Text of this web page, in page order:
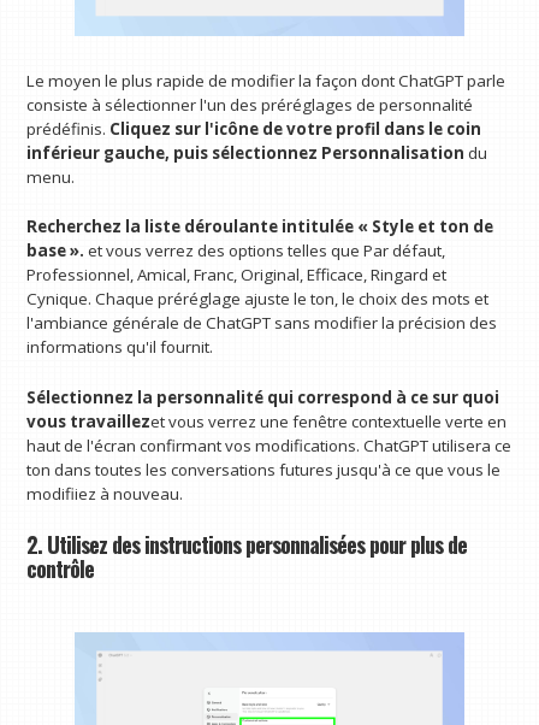
Le moyen le plus rapide de modifier la façon dont ChatGPT parle
consiste à sélectionner l'un des préréglages de personnalité
prédéfinis. Cliquez sur l'icône de votre profil dans le coin
inférieur gauche, puis sélectionnez Personnalisationdu
menu.
Recherchez la liste déroulante intitulée « Style et ton de
base ». et vous verrez des options telles que Par défaut,
Professionnel, Amical, Franc, Original, Efficace, Ringard et
Cynique. Chaque préréglage ajuste le ton, le choix des mots et
l'ambiance générale de ChatGPT sans modifier la précision des
informations qu'il fournit.
Sélectionnez la personnalité qui correspond à ce sur quoi
vous travaillezet vous verrez une fenêtre contextuelle verte en
haut de l'écran confirmant vos modifications. ChatGPT utilisera ce
ton dans toutes les conversations futures jusqu'à ce que vous le
modifiiez à nouveau.
2. Utilisez des instructions personnalisées pour plus de
contrôle